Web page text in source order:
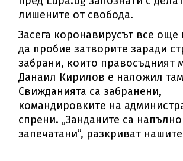
лишените от свобода.
Засега коронавирусът все още
да пробие затворите заради
забрани, които правосъдният
Данаил Кирилов е наложил
Свижданията са забранени,
командировките на
спрени. „Занданите са напълно
запечатани”, разкриват